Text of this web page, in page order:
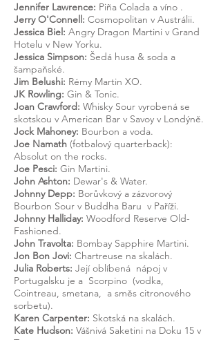
Jennifer Lawrence: Piña Colada a víno .
Jerry O'Connell: Cosmopolitan v Austrálii.
Jessica Biel: Angry Dragon Martini v Grand
Hotelu v New Yorku.
Jessica Simpson: Šedá husa & soda a
šampaňské.
Jim Belushi: Rémy Martin XO.
JK Rowling: Gin & Tonic.
Joan Crawford: Whisky Sour vyrobená se
skotskou v American Bar v Savoy v Londýně.
Jock Mahoney: Bourbon a voda.
Joe Namath (fotbalový quarterback):
Absolut on the rocks.
Joe Pesci: Gin Martini.
John Ashton: Dewar's & Water.
Johnny Depp: Borůvkový a zázvorový
Bourbon Sour v Buddha Baru v Paříži.
Johnny Halliday: Woodford Reserve Old-
Fashioned.
John Travolta: Bombay Sapphire Martini.
Jon Bon Jovi: Chartreuse na skalách.
Julia Roberts: Její oblíbená nápoj v
Portugalsku je a Scorpino (vodka,
Cointreau, smetana, a směs citronového
sorbetu).
Karen Carpenter: Skotská na skalách.
Kate Hudson: Vášnivá Saketini na Doku 15 v